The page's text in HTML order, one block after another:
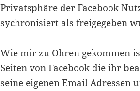
Privatsphäre der Facebook
sychronisiert als freigegeben
Wie mir zu Ohren gekommen
Seiten von Facebook die ihr
seine eigenen Email Adressen